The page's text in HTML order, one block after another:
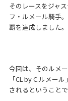
そのレースをジャ
フ・ルメール騎手
覇を達成しました。
今回は、そのルメ
「CL by C.ルメー
されるということ